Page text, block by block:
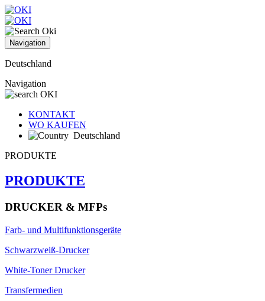
Navigation
Deutschland
Navigation
KONTAKT
WO KAUFEN
Deutschland
PRODUKTE
PRODUKTE
DRUCKER & MFPs
Farb- und Multifunktionsgeräte
Schwarzweiß-Drucker
White-Toner Drucker
Transfermedien